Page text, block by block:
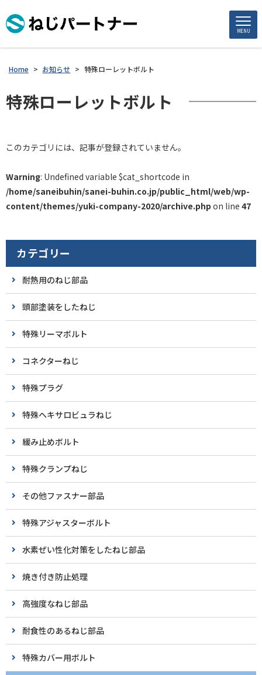
MENU
Home > お知らせ > 特殊ローレットボルト
特殊ローレットボルト
このカテゴリには、記事が登録されていません。
Warning: Undefined variable $cat_shortcode in
/home/saneibuhin/sanei-buhin.co.jp/public_html/web/wp-
content/themes/yuki-company-2020/archive.php on line 47
カテゴリー
耐熱用のねじ部品
頭部塗装をしたねじ
特殊リーマボルト
コネクターねじ
特殊プラグ
特殊ヘキサロビュラねじ
緩み止めボルト
特殊クランプねじ
その他ファスナー部品
特殊アジャスターボルト
水素ぜい性化対策をしたねじ部品
焼き付き防止処理
高強度なねじ部品
耐食性のあるねじ部品
特殊カバー用ボルト